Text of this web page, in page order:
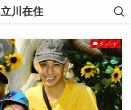
立川在住
タレント